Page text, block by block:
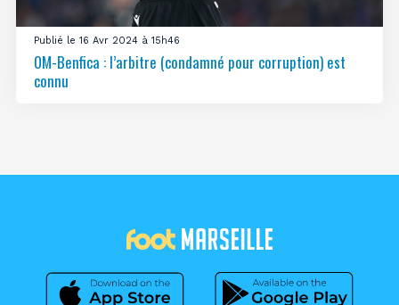
Publié le 16 Avr 2024 à 15h46
OM-Benfica : l’arbitre (condamné pour corruption) est
connu